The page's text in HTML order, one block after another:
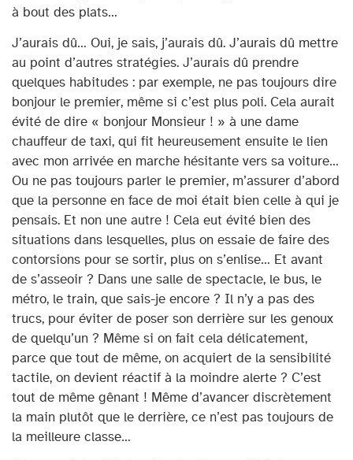
à bout des plats…
J’aurais dû… Oui, je sais, j’aurais dû. J’aurais dû mettre
au point d’autres stratégies. J’aurais dû prendre
quelques habitudes : par exemple, ne pas toujours dire
bonjour le premier, même si c’est plus poli. Cela aurait
évité de dire « bonjour Monsieur ! » à une dame
chauffeur de taxi, qui fit heureusement ensuite le lien
avec mon arrivée en marche hésitante vers sa voiture…
Ou ne pas toujours parler le premier, m’assurer d’abord
que la personne en face de moi était bien celle à qui je
pensais. Et non une autre ! Cela eut évité bien des
situations dans lesquelles, plus on essaie de faire des
contorsions pour se sortir, plus on s’enlise… Et avant
de s’asseoir ? Dans une salle de spectacle, le bus, le
métro, le train, que sais-je encore ? Il n’y a pas des
trucs, pour éviter de poser son derrière sur les genoux
de quelqu’un ? Même si on fait cela délicatement,
parce que tout de même, on acquiert de la sensibilité
tactile, on devient réactif à la moindre alerte ? C’est
tout de même gênant ! Même d’avancer discrètement
la main plutôt que le derrière, ce n’est pas toujours de
la meilleure classe…